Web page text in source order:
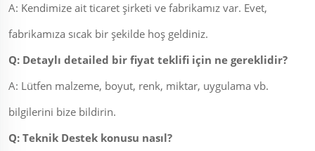
A: Kendimize ait ticaret şirketi ve fabrikamız var. Evet,
fabrikamıza sıcak bir şekilde hoş geldiniz.
Q: Detaylı detailed bir fiyat teklifi için ne gereklidir?
A: Lütfen malzeme, boyut, renk, miktar, uygulama vb.
bilgilerini bize bildirin.
Q: Teknik Destek konusu nasıl?